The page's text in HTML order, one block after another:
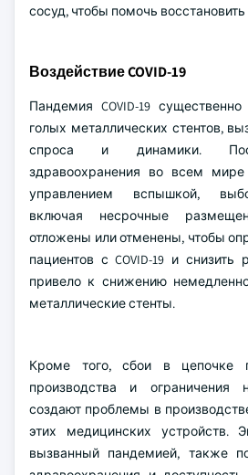
сосуд, чтобы помочь восстановить
Воздействие COVID-19
Пандемия COVID-19
голых металлических стентов,
спроса и динамики.
здравоохранения во всем
управлением вспышкой,
включая несрочные
отложены или отменены, чтобы
пациентов с COVID-19 и
привело к снижению
металлические стенты.
Кроме того, сбои в цепочке
производства и ограничения
создают проблемы в
этих медицинских устройств.
вызванный пандемией, также